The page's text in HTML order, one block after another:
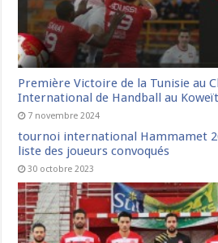
Première Victoire de la Tunisie au
International de Handball au Koweït
7 novembre 2024
tournoi international Hammamet
liste des joueurs convoqués
30 octobre 2023